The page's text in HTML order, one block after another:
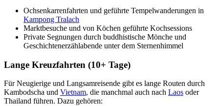
Ochsenkarrenfahrten und geführte Tempelwanderungen in
Kampong Tralach
Marktbesuche und von Köchen geführte Kochsessions
Private Segnungen durch buddhistische Mönche und
Geschichtenerzählabende unter dem Sternenhimmel
Lange Kreuzfahrten (10+ Tage)
Für Neugierige und Langsamreisende gibt es lange Routen durch
Kambodscha und Vietnam, die manchmal auch nach Laos oder
Thailand führen. Dazu gehören: